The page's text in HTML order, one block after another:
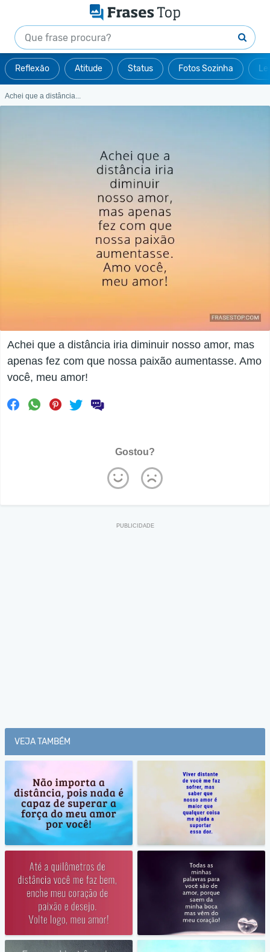
Reflexão Atitude Status Fotos Sozinha
Achei que a distância...
Achei que a distância iria diminuir nosso amor, mas
apenas fez com que nossa paixão aumentasse. Amo
você, meu amor!
Gostou?
VEJA TAMBÉM